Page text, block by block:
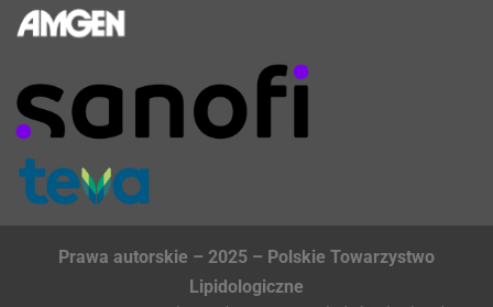
Prawa autorskie – 2025 – Polskie Towarzystwo
Lipidologiczne